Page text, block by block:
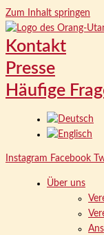
Zum Inhalt springen
Kontakt
Presse
Häufige
Instagram Facebook
Über uns